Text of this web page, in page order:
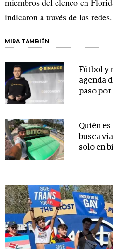
miembros del elenco en
indicaron a través de las redes.
MIRA TAMBIÉN
Fútbol y
agenda
paso
Quién
busca
solo en